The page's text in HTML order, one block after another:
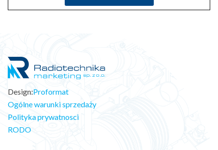
Design:Proformat
Ogólne warunki sprzedaży
Polityka prywatnosci
RODO